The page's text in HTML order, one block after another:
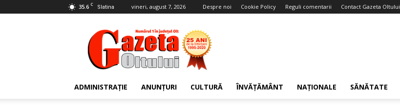
35.6 C Slatina vineri, august 7, 2026 Despre noi Cookie Policy Reguli comentarii Contact Gazeta Oltului
Gazeta
Oltului
ADMINISTRAȚIE ANUNȚURI CULTURĂ ÎNVĂȚĂMÂNT NAȚIONALE SĂNĂTATE